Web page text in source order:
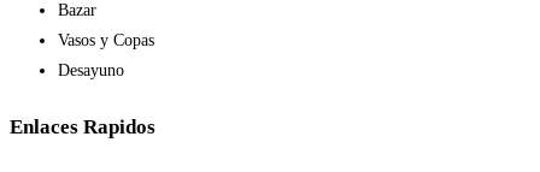
Bazar
Vasos y Copas
Desayuno
Enlaces Rapidos